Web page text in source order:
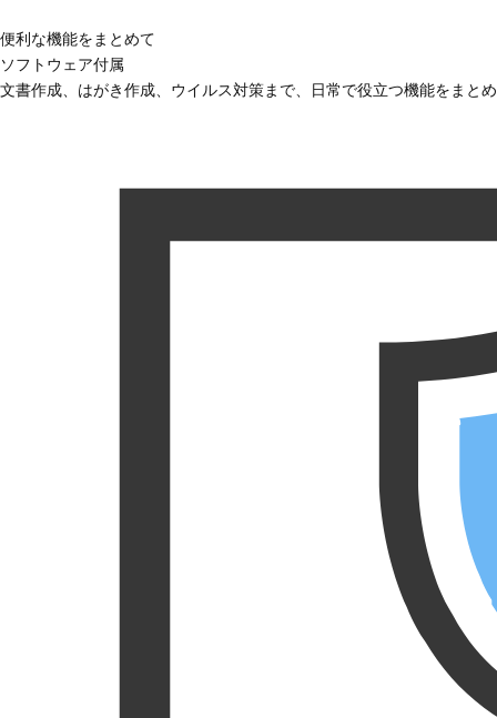
便利な機能をまとめて
ソフトウェア付属
文書作成、はがき作成、ウイルス対策まで、日常で役立つ機能をまと